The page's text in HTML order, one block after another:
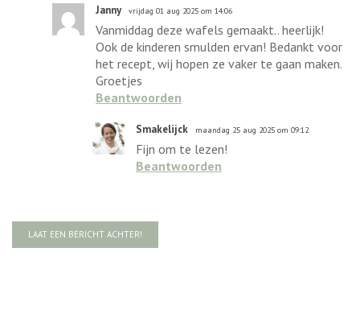
Janny vrijdag 01 aug 2025 om 14:06
Vanmiddag deze wafels gemaakt.. heerlijk!
Ook de kinderen smulden ervan! Bedankt voor
het recept, wij hopen ze vaker te gaan maken.
Groetjes
Beantwoorden
Smakelijck maandag 25 aug 2025 om 09:12
Fijn om te lezen!
Beantwoorden
LAAT EEN BERICHT ACHTER!